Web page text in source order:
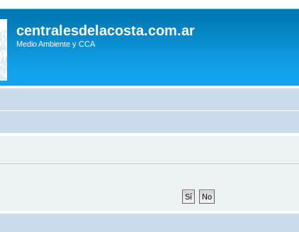
centralesdelacosta.com.ar
Medio Ambiente y CCA